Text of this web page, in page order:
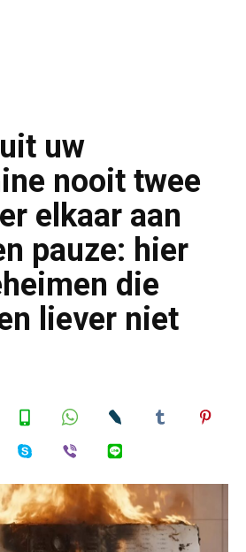
uw
nooit twee
elkaar aan
pauze: hier
die
liever niet